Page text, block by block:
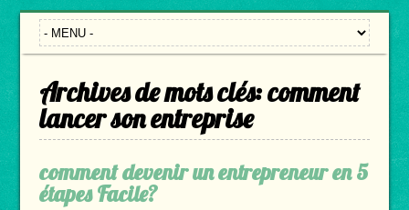
Archives de mots clés:comment
lancer son entreprise
comment devenir un entrepreneur en 5
étapes Facile?